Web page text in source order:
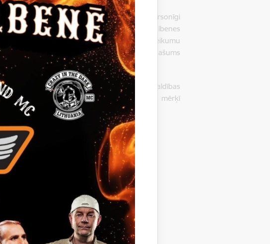
nosauktajiem dokumentiem var personīgi
nekustamā īpašuma izsolei” (Gulbenes
LV – 4401) vai elektroniski parakstītu pieteikumu
4.augustam plkst.15:00. Izsolāmais īpašums
piedalīšanos izsolē Gulbenes novada pašvaldības
Nr.90009116327, norādot maksājuma mērķī
izsoles nodrošinājums”.